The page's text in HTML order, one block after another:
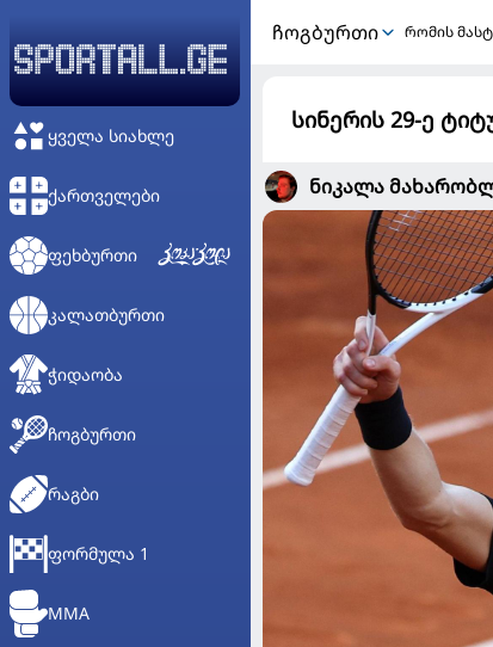
ᲧᲕᲔᲚᲐ ᲡᲘᲐᲮᲚᲔ
ᲥᲐᲠᲗᲕᲔᲚᲔᲑᲘ
ᲤᲔᲮᲑᲣᲠᲗᲘ
ᲙᲐᲚᲐᲗᲑᲣᲠᲗᲘ
ᲭᲘᲓᲐᲝᲑᲐ
ᲩᲝᲒᲑᲣᲠᲗᲘ
ᲠᲐᲒᲑᲘ
ᲤᲝᲠᲛᲣᲚᲐ 1
MMA
ᲩᲝᲒᲑᲣᲠᲗᲘ რომის
სინერის 29-ე
ნიკალა